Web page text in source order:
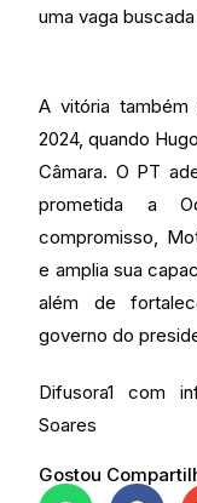
uma vaga
A vitória
2024, quando
Câmara. O PT
prometida a
compromisso,
e amplia sua
além de
governo do
Difusora1 com
Soares
Gostou